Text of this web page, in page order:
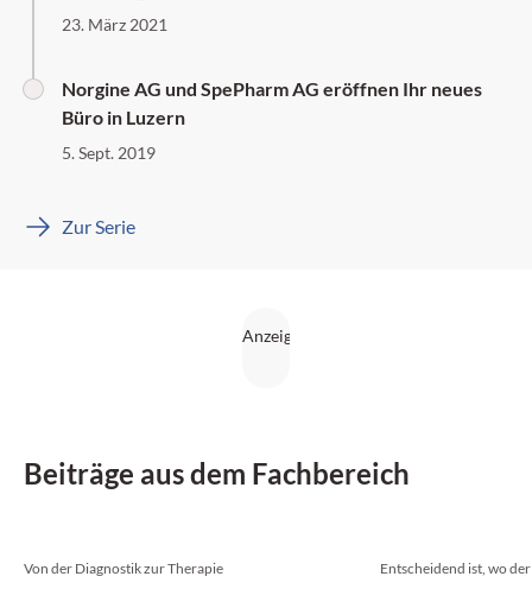
23. März 2021
Norgine AG und SpePharm AG eröffnen Ihr neues
Büro in Luzern
5. Sept. 2019
Zur Serie
Beiträge aus dem Fachbereich
Von der Diagnostik zur Therapie Entscheidend ist, wo